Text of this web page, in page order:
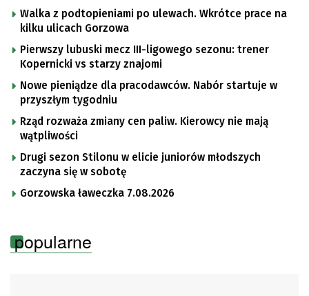
Walka z podtopieniami po ulewach. Wkrótce prace na
kilku ulicach Gorzowa
Pierwszy lubuski mecz III-ligowego sezonu: trener
Kopernicki vs starzy znajomi
Nowe pieniądze dla pracodawców. Nabór startuje w
przyszłym tygodniu
Rząd rozważa zmiany cen paliw. Kierowcy nie mają
wątpliwości
Drugi sezon Stilonu w elicie juniorów młodszych
zaczyna się w sobotę
Gorzowska ławeczka 7.08.2026
popularne